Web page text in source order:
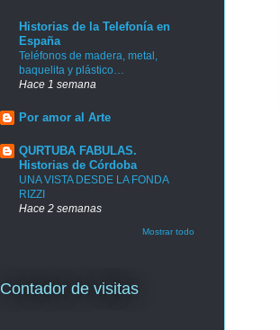
Historias de la Telefonía en
España
Teléfonos de madera, metal,
baquelita y plástico…
Hace 1 semana
Por amor al Arte
QURTUBA FABULAS.
Historias de Córdoba
UNA VISTA DESDE LA FONDA
RIZZI
Hace 2 semanas
Mostrar todo
Contador de visitas